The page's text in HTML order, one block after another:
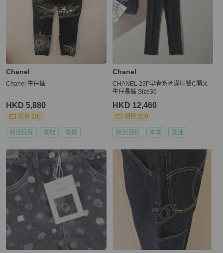
Chanel
Chanel 牛仔褲
HKD 5,880
現折 200
狀況良好 本地 免運
Chanel
CHANEL 23P早春系列滿印雙C開叉
牛仔長褲 Size36
HKD 12,460
現折 200
狀況良好 本地 免運